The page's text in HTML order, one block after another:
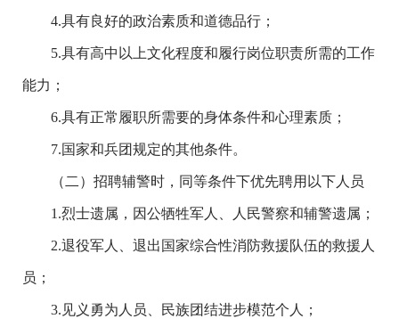
4.具有良好的政治素质和道德品行；
5.具有高中以上文化程度和履行岗位职责所需的工作
能力；
6.具有正常履职所需要的身体条件和心理素质；
7.国家和兵团规定的其他条件。
（二）招聘辅警时，同等条件下优先聘用以下人员
1.烈士遗属，因公牺牲军人、人民警察和辅警遗属；
2.退役军人、退出国家综合性消防救援队伍的救援人
员；
3.见义勇为人员、民族团结进步模范个人；